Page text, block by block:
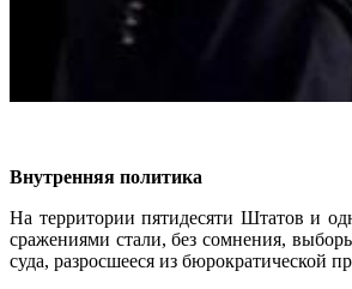
Внутренняя политика
На территории пятидесяти Штатов и
сражениями стали, без сомнения,
суда, разросшееся из бюрократической